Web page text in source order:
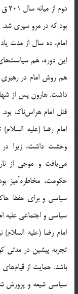
بود که در مرو سپری شد.
این دوره، هم
هم روش امام در رهبری
داشت. هارون پس از
قتل امام هراس‌ناک بود.
امام رضا (علیه
وحشت داشت، زیرا
می‌یافت و موجی از
سیاسی و برای حفظ
سیاسی و اجتماعی علیه
امام رضا (علیه السلام)
تجربه پیشین در مدتی
باشد. حمایت از
سیاسی شیعه و پرورش